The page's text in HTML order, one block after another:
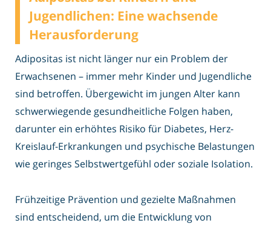
Jugendlichen: Eine wachsende
Herausforderung
Adipositas ist nicht länger nur ein Problem der
Erwachsenen – immer mehr Kinder und Jugendliche
sind betroffen. Übergewicht im jungen Alter kann
schwerwiegende gesundheitliche Folgen haben,
darunter ein erhöhtes Risiko für Diabetes, Herz-
Kreislauf-Erkrankungen und psychische Belastungen
wie geringes Selbstwertgefühl oder soziale Isolation.
Frühzeitige Prävention und gezielte Maßnahmen
sind entscheidend, um die Entwicklung von